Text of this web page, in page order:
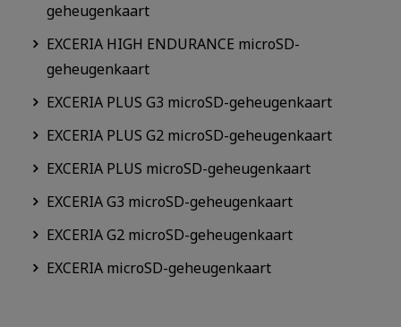
geheugenkaart
EXCERIA HIGH ENDURANCE microSD-
geheugenkaart
EXCERIA PLUS G3 microSD-geheugenkaart
EXCERIA PLUS G2 microSD-geheugenkaart
EXCERIA PLUS microSD-geheugenkaart
EXCERIA G3 microSD-geheugenkaart
EXCERIA G2 microSD-geheugenkaart
EXCERIA microSD-geheugenkaart